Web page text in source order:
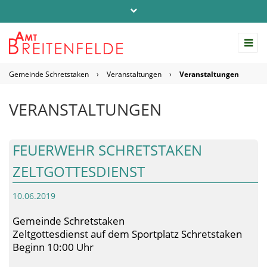
info@amt-breitenfelde.de
Gemeinde Schretstaken › Veranstaltungen › Veranstaltungen
VERANSTALTUNGEN
FEUERWEHR SCHRETSTAKEN
ZELTGOTTESDIENST
10.06.2019
Gemeinde Schretstaken
Zeltgottesdienst auf dem Sportplatz Schretstaken
Beginn 10:00 Uhr